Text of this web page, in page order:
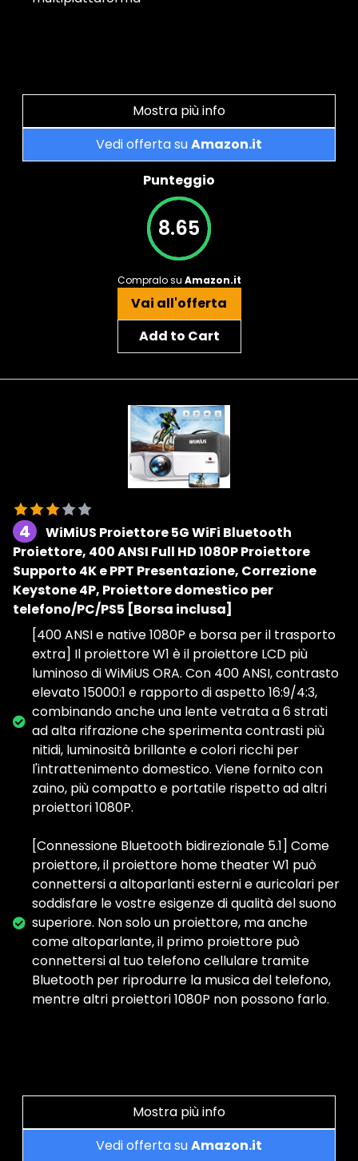
Mostra più info
Vedi offerta suAmazon.it
Punteggio
8.65
Compralo su Amazon.it
Vai all'offerta
Add to Cart
4
WiMiUS Proiettore 5G WiFi Bluetooth
Proiettore, 400 ANSI Full HD 1080P Proiettore
Supporto 4K e PPT Presentazione, Correzione
Keystone 4P, Proiettore domestico per
telefono/PC/PS5 [Borsa inclusa]
[400 ANSI e native 1080P e borsa per il trasporto
extra] Il proiettore W1 è il proiettore LCD più
luminoso di WiMiUS ORA. Con 400 ANSI, contrasto
elevato 15000:1 e rapporto di aspetto 16:9/4:3,
combinando anche una lente vetrata a 6 strati
ad alta rifrazione che sperimenta contrasti più
nitidi, luminosità brillante e colori ricchi per
l'intrattenimento domestico. Viene fornito con
zaino, più compatto e portatile rispetto ad altri
proiettori 1080P.
[Connessione Bluetooth bidirezionale 5.1] Come
proiettore, il proiettore home theater W1 può
connettersi a altoparlanti esterni e auricolari per
soddisfare le vostre esigenze di qualità del suono
superiore. Non solo un proiettore, ma anche
come altoparlante, il primo proiettore può
connettersi al tuo telefono cellulare tramite
Bluetooth per riprodurre la musica del telefono,
mentre altri proiettori 1080P non possono farlo.
Mostra più info
Vedi offerta suAmazon.it